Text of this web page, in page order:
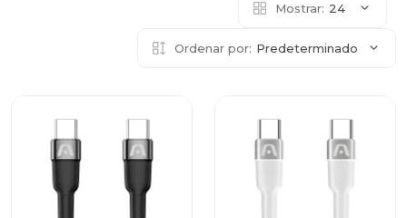
Mostrar: 24
Ordenar por: Predeterminado